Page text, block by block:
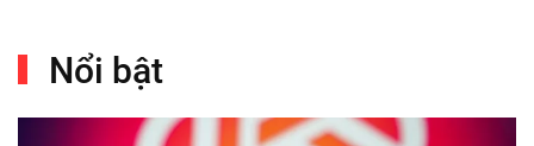
Nổi bật